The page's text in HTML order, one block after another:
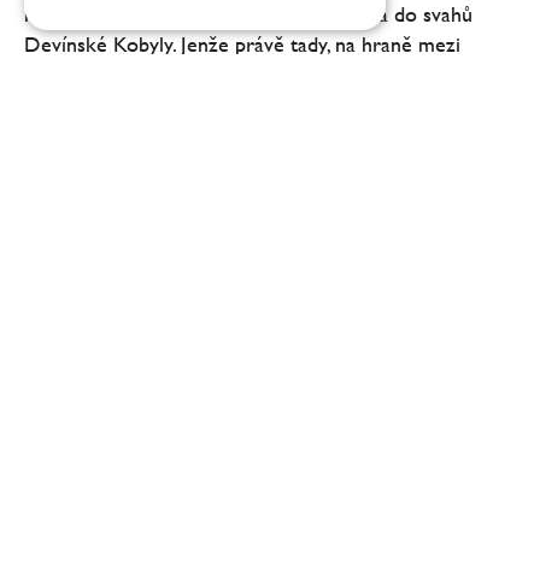
hrad, soutok dvou řek, vítr, který se opírá do svahů
Devínské Kobyly. Jenže právě tady, na hraně mezi